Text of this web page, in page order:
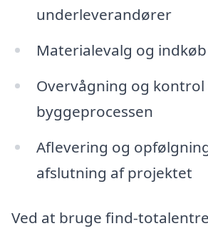
underleverandører
Materialevalg og indkøb
Overvågning og kontrol
byggeprocessen
Aflevering og
afslutning af projektet
Ved at bruge find-